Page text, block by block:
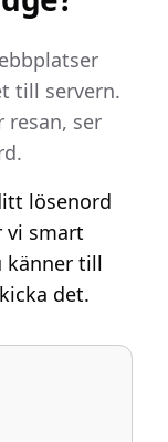
till servern.
resan, ser
lösenord
vi smart
känner till
det.